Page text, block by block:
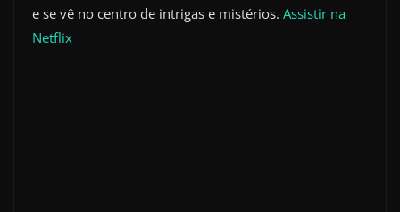
e se vê no centro de intrigas e mistérios. Assistir na
Netflix